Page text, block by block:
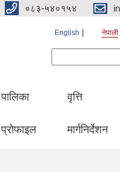
०८३-५४०१५४
English नेपाली
पालिका
प्रोफाइल
वृत्ति
मार्गनिर्देशन